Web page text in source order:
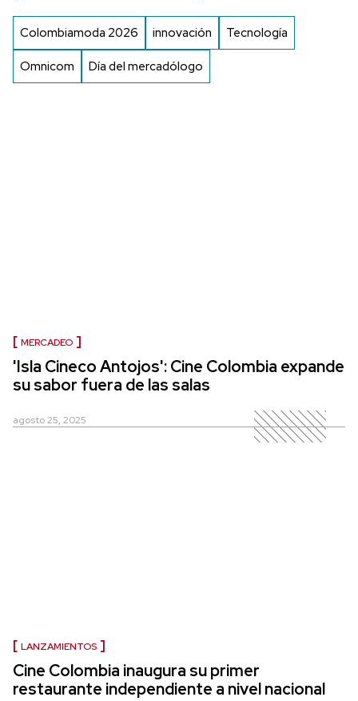
Colombiamoda 2026 innovación Tecnología
Omnicom Día del mercadólogo
MERCADEO
'Isla Cineco Antojos': Cine Colombia expande
su sabor fuera de las salas
agosto 25, 2025
LANZAMIENTOS
Cine Colombia inaugura su primer
restaurante independiente a nivel nacional